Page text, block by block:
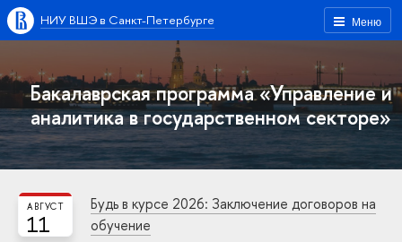
Меню
НИУ ВШЭ в Санкт-Петербурге
Бакалаврская программа «Управление и
аналитика в государственном секторе»
11
АВГУСТ
Будь в курсе 2026: Заключение договоров на
обучение